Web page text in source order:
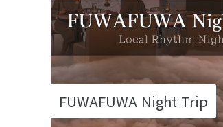
FUWAFUWA Night Trip